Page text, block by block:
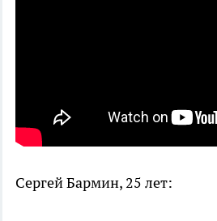
Сергей Бармин, 25 лет: